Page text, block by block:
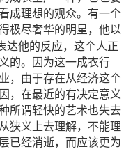
成理想的观众。有一个
极尽奢华的明星，他以
达他的反应，这个人正
的。因为这一成衣行
，由于存在从经济这个
，在最近的有决定意义
所谓轻快的艺术也失去
狭义上去理解，不能理
已经消逝，而应该更为